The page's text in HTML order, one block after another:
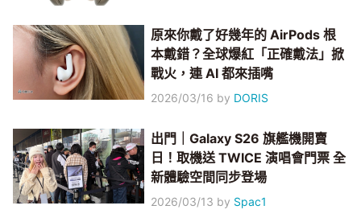
原來你戴了好幾年的 AirPods 根
本戴錯？全球爆紅「正確戴法」掀
戰火，連 AI 都來插嘴
2026/03/16 by DORIS
出門｜Galaxy S26 旗艦機開賣
日！取機送 TWICE 演唱會門票 全
新體驗空間同步登場
2026/03/13 by Spac1